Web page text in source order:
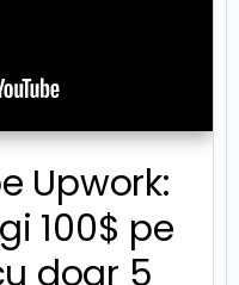
Upwork:
100$ pe
doar 5